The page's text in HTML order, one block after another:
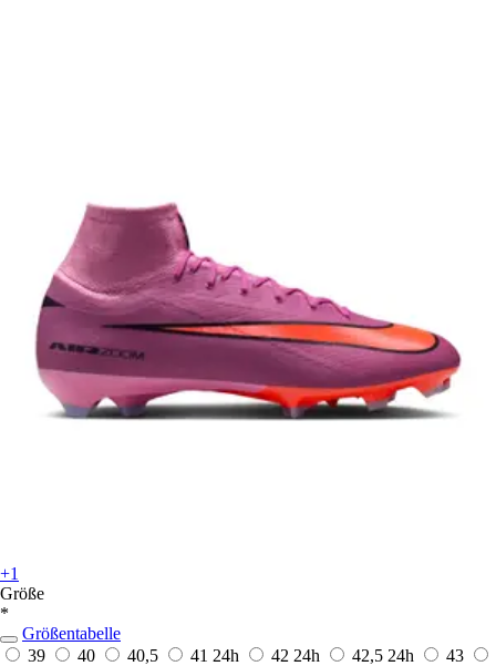
+1
Größe
*
Größentabelle
39
40 40,5 41 24h 42 24h 42,5 24h
43